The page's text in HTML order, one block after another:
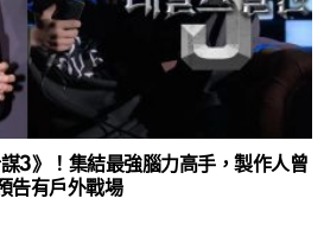
3》！集結最強腦力高手，製作人曾
告有戶外戰場